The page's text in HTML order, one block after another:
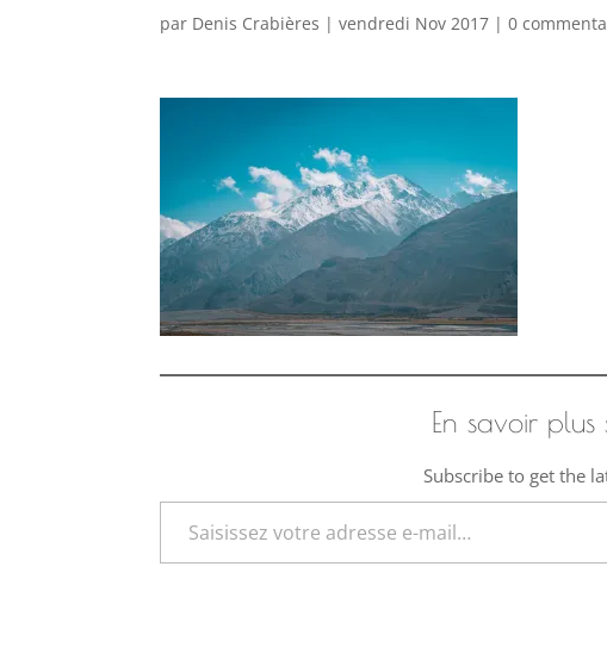
par Denis Crabières |vendredi Nov 2017 |0
En savoir plus
Subscribe to get the
Saisissez votre adresse e-mail…